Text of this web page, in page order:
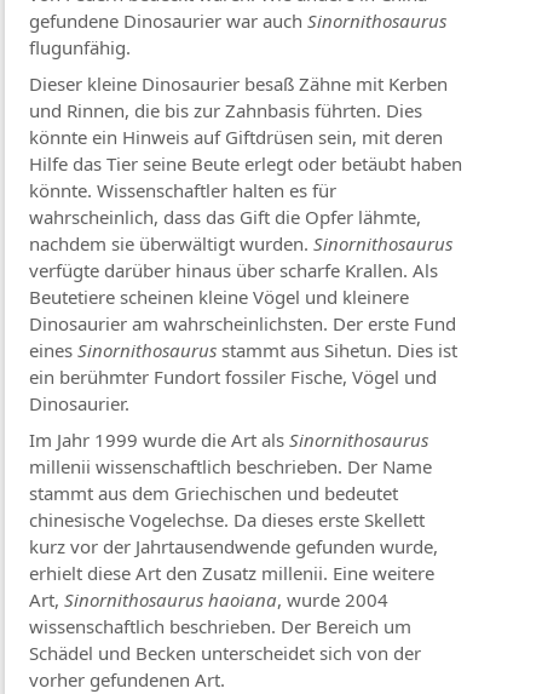
gefundene Dinosaurier war auchSinornithosaurus
flugunfähig.
Dieser kleine Dinosaurier besaß Zähne mit Kerben
und Rinnen, die bis zur Zahnbasis führten. Dies
könnte ein Hinweis auf Giftdrüsen sein, mit deren
Hilfe das Tier seine Beute erlegt oder betäubt haben
könnte. Wissenschaftler halten es für
wahrscheinlich, dass das Gift die Opfer lähmte,
nachdem sie überwältigt wurden.Sinornithosaurus
verfügte darüber hinaus über scharfe Krallen. Als
Beutetiere scheinen kleine Vögel und kleinere
Dinosaurier am wahrscheinlichsten. Der erste Fund
einesSinornithosaurus stammt aus Sihetun. Dies ist
ein berühmter Fundort fossiler Fische, Vögel und
Dinosaurier.
Im Jahr 1999 wurde die Art alsSinornithosaurus
millenii wissenschaftlich beschrieben. Der Name
stammt aus dem Griechischen und bedeutet
chinesische Vogelechse. Da dieses erste Skellett
kurz vor der Jahrtausendwende gefunden wurde,
erhielt diese Art den Zusatz millenii. Eine weitere
Art,Sinornithosaurus haoiana, wurde 2004
wissenschaftlich beschrieben. Der Bereich um
Schädel und Becken unterscheidet sich von der
vorher gefundenen Art.